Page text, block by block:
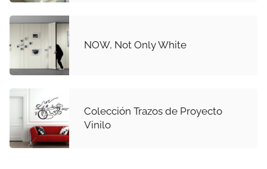
NOW, Not Only White
Colección Trazos de Proyecto
Vinilo